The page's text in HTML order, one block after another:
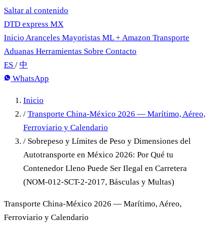
Saltar al contenido
DTD express MX
Inicio Aranceles Mayoristas ML + Amazon Transporte
Aduanas Herramientas Sobre Contacto
ES / 中
WhatsApp
Inicio
/ Transporte China-México 2026 — Marítimo, Aéreo,
Ferroviario y Calendario
/ Sobrepeso y Límites de Peso y Dimensiones del
Autotransporte en México 2026: Por Qué tu
Contenedor Lleno Puede Ser Ilegal en Carretera
(NOM-012-SCT-2-2017, Básculas y Multas)
Transporte China-México 2026 — Marítimo, Aéreo,
Ferroviario y Calendario